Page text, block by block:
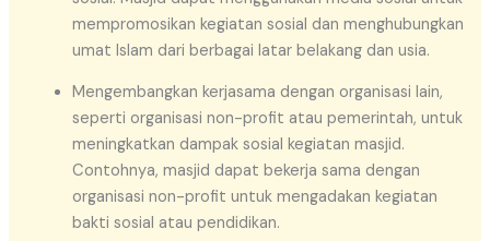
mempromosikan kegiatan sosial dan menghubungkan
umat Islam dari berbagai latar belakang dan usia.
Mengembangkan kerjasama dengan organisasi lain,
seperti organisasi non-profit atau pemerintah, untuk
meningkatkan dampak sosial kegiatan masjid.
Contohnya, masjid dapat bekerja sama dengan
organisasi non-profit untuk mengadakan kegiatan
bakti sosial atau pendidikan.